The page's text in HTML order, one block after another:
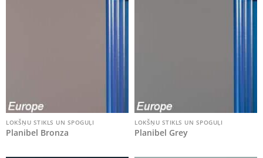
LOKŠŅU STIKLS UN SPOGUĻI
Planibel Bronza
LOKŠŅU STIKLS UN SPOGUĻI
Planibel Grey